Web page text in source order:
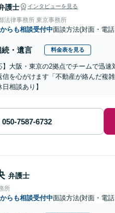
護士 インタビューを見る
法律事務所 東京事務所
からも相談受付中面談方法(対面・電
続・遺言 料金表を見る
】大阪・東京の2拠点でチームで迅
信を心がけます「不動産が絡んだ複
相談あり】
弁護士
所
からも相談受付中面談方法(対面・電